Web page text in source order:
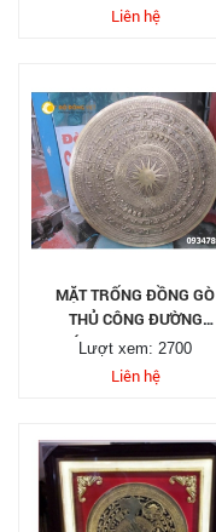
Liên hệ
MẶT TRỐNG ĐỒNG GÒ
THỦ CÔNG ĐƯỜNG
KÍNH DK 0.8M 80CM
Lượt xem: 2700
Liên hệ